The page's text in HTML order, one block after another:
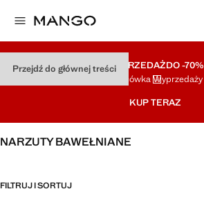
Przejdź do głównej treściWYPRZEDAŻDO -70%
Końcówka Wyprzedaży
KUP TERAZ
NARZUTY BAWEŁNIANE
FILTRUJ I SORTUJ